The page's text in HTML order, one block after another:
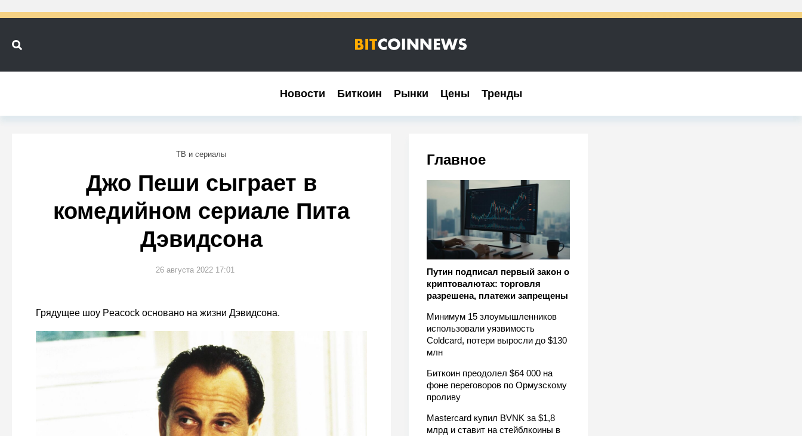
Новости Биткоин Рынки Цены Тренды
Новости Биткоин Рынки Цены Тренды
Главное
Путин подписал первый закон о
криптовалютах: торговля
разрешена, платежи запрещены
Минимум 15 злоумышленников
использовали уязвимость
Coldcard, потери выросли до $130
млн
Биткоин преодолел $64 000 на
фоне переговоров по Ормузскому
проливу
Mastercard купил BVNK за $1,8
млрд и ставит на стейблкоины в
ТВ и сериалы
Джо Пеши сыграет в
комедийном сериале Пита
Дэвидсона
26 августа 2022 17:01
Грядущее шоу Peacock основано на жизни Дэвидсона.